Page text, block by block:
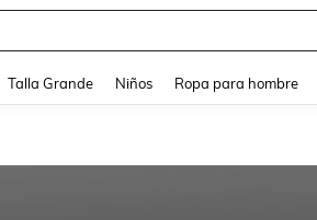
Talla Grande Niños Ropa para hombre